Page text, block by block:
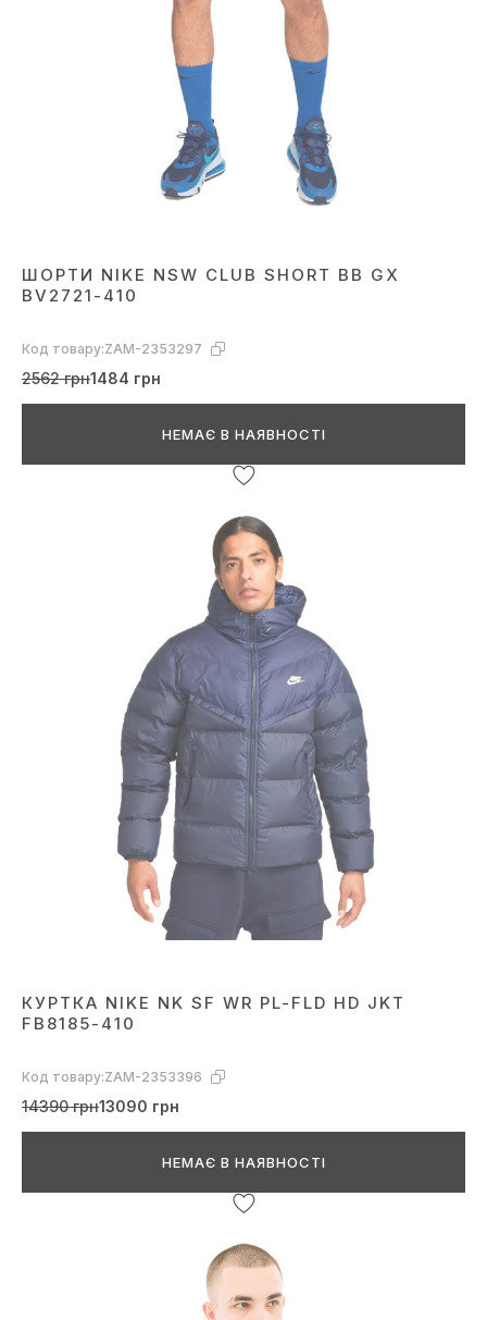
ШОРТИ NIKE NSW CLUB SHORT BB GX
BV2721-410
Код товару:ZAM-2353297
2562 грн1484 грн
НЕМАЄ В НАЯВНОСТІ
КУРТКА NIKE NK SF WR PL-FLD HD JKT
FB8185-410
Код товару:ZAM-2353396
14390 грн13090 грн
НЕМАЄ В НАЯВНОСТІ